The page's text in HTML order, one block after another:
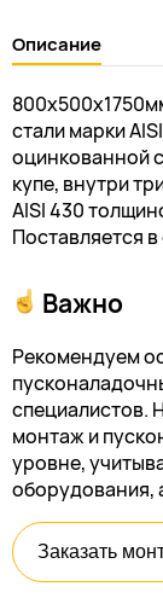
Описание
стали марки
оцинкованной
купе, внутри
AISI 430
Поставляется
Важно
Рекомендуем
специалистов.
монтаж и
уровне,
оборудования,
Заказать